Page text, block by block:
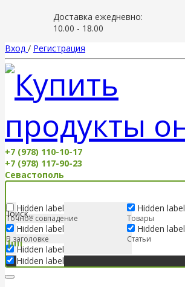
Доставка ежедневно:
10.00 - 18.00
Вход / Регистрация
+7 (978) 110-10-17
+7 (978) 117-90-23
Севастополь
Hidden label
Точное совпадение
Hidden label
В заголовке
Hidden label
Hidden label
Hidden label
Товары
Hidden label
Статьи